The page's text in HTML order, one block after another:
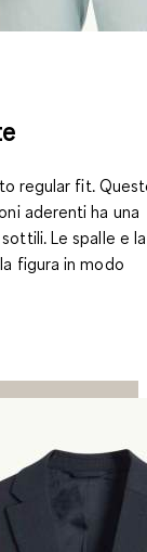
regular fit.
aderenti ha una
Le spalle e la
figura in modo